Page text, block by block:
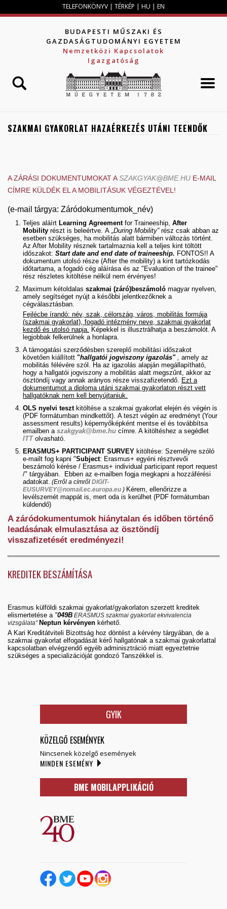
Jump to navigation
TELEFONKÖNYV | TÉRKÉP | HU | EN
BUDAPESTI MŰSZAKI ÉS
GAZDASÁGTUDOMÁNYI EGYETEM
Nemzetközi Kapcsolatok
Igazgatóság
SZAKMAI GYAKORLAT HAZAÉRKEZÉS UTÁNI TEENDŐK
A ZÁRÁSI DOKUMENTUMOKAT ASZAKGYAK@BME.HU E-MAIL
CÍMRE KÜLDÉK EL A MOBILITÁSUK VÉGEZTÉVEL!
(e-mail tárgya: Záródokumentumok_név)
Teljes aláírt Learning Agreementfor Traineeship, After
Mobility részt is beleértve. A „During Mobility”rész csak abban az
esetben szükséges, ha mobilitás alatt bármiben változás történt.
Az After Mobility résznek tartalmaznia kell a teljes kint töltött
időszakot: Start date and end date of traineeship. FONTOS!! A
dokumentum utolsó része (After the mobility) a kint tartózkodás
időtartama, a fogadó cég aláírása és az "Evaluation of the trainee"
rész részletes kitöltése nélkül nem érvényes!
Maximum kétoldalas szakmai (záró)beszámoló magyar nyelven,
amely segítséget nyújt a későbbi jelentkezőknek a
cégválasztásban.
Fejlécbe írandó: név, szak, célország, város, mobilitás formája
(szakmai gyakorlat), fogadó intézmény neve, szakmai gyakorlat
kezdő és utolsó napja. Képekkel is illusztrálhatja a beszámolót. A
legjobbak felkerülnek a honlapra.
A támogatási szerződésben szereplő mobilitási időszakot
követően kiállított "hallgatói jogviszony igazolás", amely az
mobilitás félévére szól. Ha az igazolás alapján megállapítható,
hogy a hallgatói jogviszony a mobilitás alatt megszűnt, akkor az
ösztöndíj vagy annak arányos része visszafizetendő. Ezt a
dokumentumot a diploma utáni szakmai gyakorlaton részt vett
hallgatóknak nem kell benyújtaniuk.
OLS nyelvi tesztkitöltése a szakmai gyakorlat elején és végén is
(PDF formátumban mindkettőt). A teszt végén az eredményt (Your
assessment results) képernyőképként mentse el és továbbítsa
emailben a szakgyak@bme.hu címre. A kitöltéshez a segédlet
ITTolvasható.
ERASMUS+ PARTICIPANT SURVEY kitöltése: Személyre szóló
e-mailt fog kapni "Subject: Erasmus+ egyéni résztvevői
beszámoló kérése / Erasmus+ individual participant report request
/" tárgyában. Ebben az e-mailben fogja megkapni a hozzáférési
adatokat. (Erről a címről DIGIT-
EUSURVEY@nomail.ec.europa.eu ) Kérem, ellenőrizze a
levélszemét mappát is, mert oda is kerülhet (PDF formátumban
küldendő)
A záródokumentumok hiánytalan és időben történő
leadásának elmulasztása az ösztöndíj
visszafizetését eredményezi!
KREDITEK BESZÁMÍTÁSA
Erasmus külföldi szakmai gyakorlat/gyakorlaton szerzett kreditek
elismertetése a "049B ERASMUS szakmai gyakorlat ekvivalencia
vizsgálata" Neptun kérvényen kérhető.
A Kari Kreditátviteli Bizottság hoz döntést a kérvény tárgyában, de a
szakmai gyakorlat elfogadását kérő hallgatónak a szakmai gyakorlattal
kapcsolatban elvégzendő egyéb adminisztráció miatt egyeztetnie
szükséges a specializációját gondozó Tanszékkel is.
GYIK
KÖZELGŐ ESEMÉNYEK
Nincsenek közelgő események
MINDEN ESEMÉNY
BME MOBILAPPLIKÁCIÓ